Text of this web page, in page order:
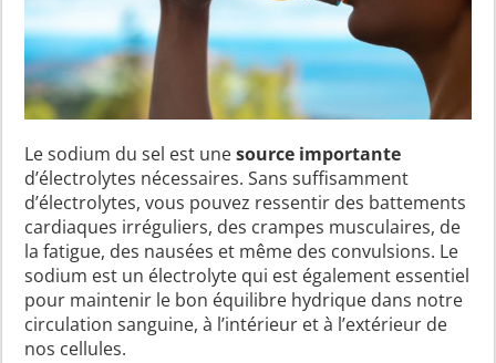
Le sodium du sel est unesource importante
d’électrolytes nécessaires. Sans suffisamment
d’électrolytes, vous pouvez ressentir des battements
cardiaques irréguliers, des crampes musculaires, de
la fatigue, des nausées et même des convulsions. Le
sodium est un électrolyte qui est également essentiel
pour maintenir le bon équilibre hydrique dans notre
circulation sanguine, à l’intérieur et à l’extérieur de
nos cellules.